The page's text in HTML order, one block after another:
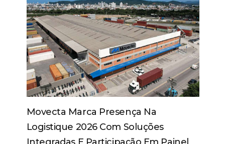
Movecta Marca Presença Na
Logistique 2026 Com Soluções